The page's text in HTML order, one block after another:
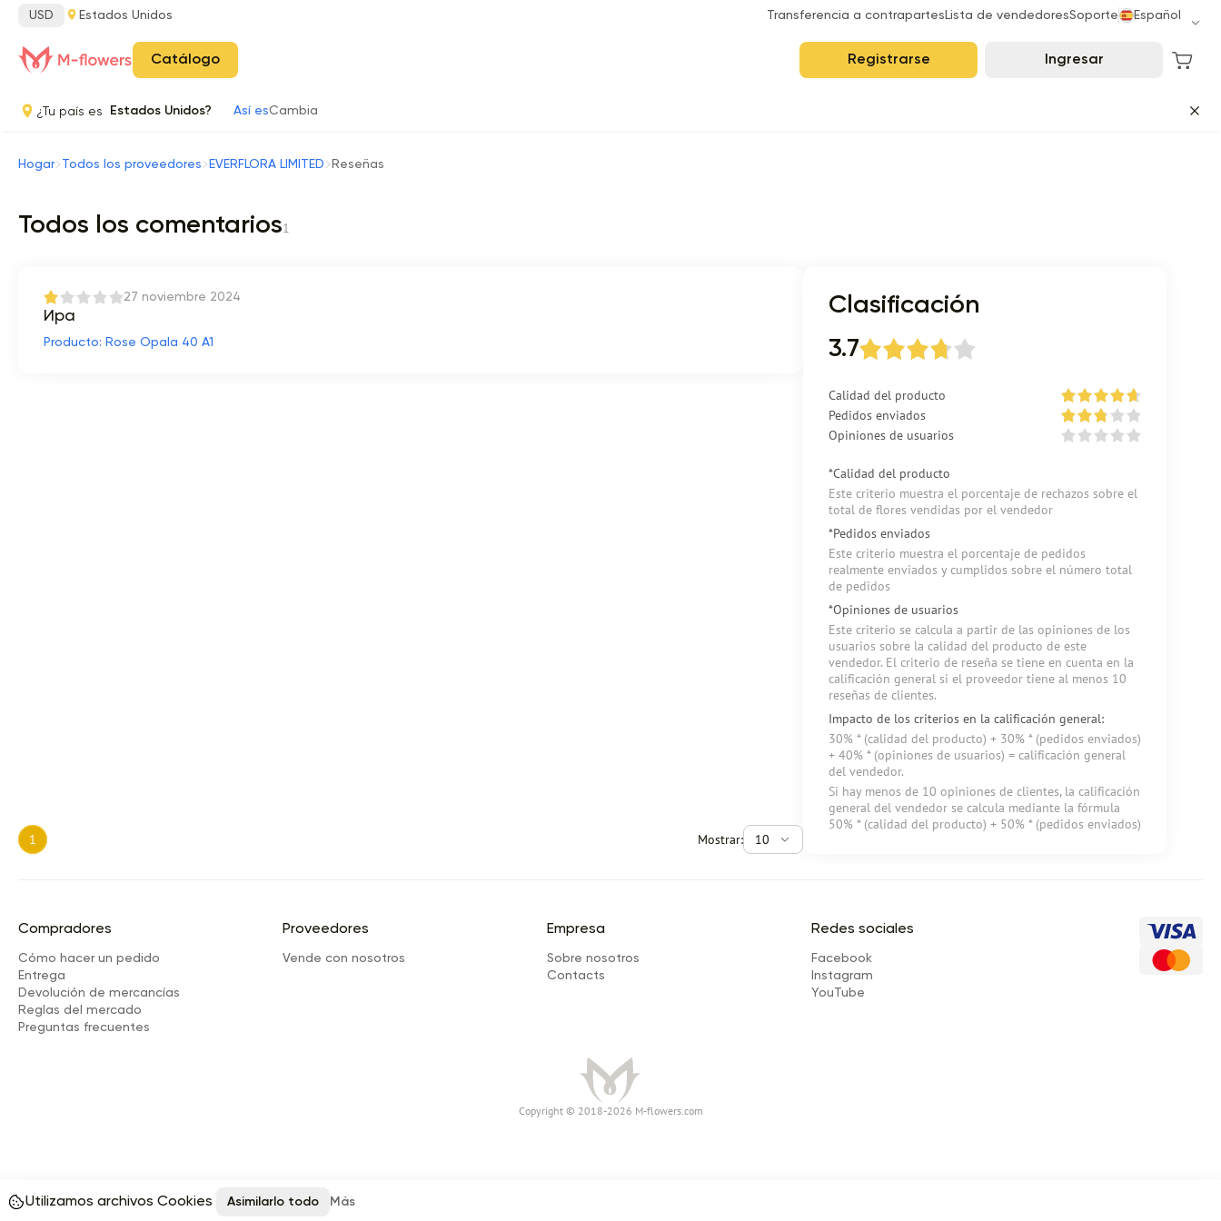
USD Estados Unidos Transferencia a contrapartes Lista de vendedoresSoporte Español
Catálogo Registrarse Ingresar
¿Tu país es Estados Unidos? Así esCambia
Hogar Todos los proveedores EVERFLORA LIMITED Reseñas
Todos los comentarios1
27 noviembre 2024
Ира
Producto: Rose Opala 40 A1
1 Mostrar: 10
Clasificación
3.7
Calidad del producto
Pedidos enviados
Opiniones de usuarios
*Calidad del producto
Este criterio muestra el porcentaje de rechazos sobre el
total de flores vendidas por el vendedor
*Pedidos enviados
Este criterio muestra el porcentaje de pedidos
realmente enviados y cumplidos sobre el número total
de pedidos
*Opiniones de usuarios
Este criterio se calcula a partir de las opiniones de los
usuarios sobre la calidad del producto de este
vendedor. El criterio de reseña se tiene en cuenta en la
calificación general si el proveedor tiene al menos 10
reseñas de clientes.
Impacto de los criterios en la calificación general:
30% * (сalidad del producto) + 30% * (pedidos enviados)
+ 40% * (opiniones de usuarios) = calificación general
del vendedor.
Si hay menos de 10 opiniones de clientes, la calificación
general del vendedor se calcula mediante la fórmula
50% * (сalidad del producto) + 50% * (pedidos enviados)
Compradores
Cómo hacer un pedido
Entrega
Devolución de mercancías
Reglas del mercado
Preguntas frecuentes
Proveedores
Vende con nosotros
Empresa
Sobre nosotros
Сontacts
Redes sociales
Facebook
Instagram
YouTube
Сopyright © 2018-2026 M-flowers.com
Utilizamos archivos Cookies Asimilarlo todo Más